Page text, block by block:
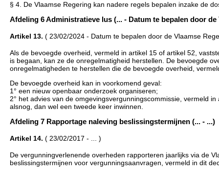
§ 4. De Vlaamse Regering kan nadere regels bepalen inzake de
Afdeling 6 Administratieve lus (... - Datum te bepalen door de
Artikel 13. ( 23/02/2024 - Datum te bepalen door de Vlaamse
Als de bevoegde overheid, vermeld in artikel 15 of artikel 52,
is begaan, kan ze de onregelmatigheid herstellen. De bevoegde
onregelmatigheden te herstellen die de bevoegde overheid,
De bevoegde overheid kan in voorkomend geval:
1° een nieuw openbaar onderzoek organiseren;
2° het advies van de omgevingsvergunningscommissie, vermeld
alsnog, dan wel een tweede keer inwinnen.
Afdeling 7 Rapportage naleving beslissingstermijnen (... - ...)
Artikel 14. ( 23/02/2017 - ... )
De vergunningverlenende overheden rapporteren jaarlijks via de
beslissingstermijnen voor vergunningsaanvragen, vermeld in dit